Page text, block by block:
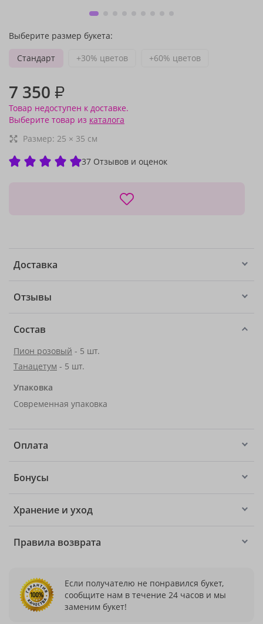
Выберите размер букета:
Стандарт
+30% цветов +60% цветов
7 350 ₽
Товар недоступен к доставке.
Выберите товар из каталога
Размер: 25 × 35 см
37 Отзывов и оценок
Доставка
Отзывы
Состав
Пион розовый - 5 шт.
Танацетум - 5 шт.
Упаковка
Современная упаковка
Оплата
Бонусы
Хранение и уход
Правила возврата
Если получателю не понравился букет,
сообщите нам в течение 24 часов и мы
заменим букет!